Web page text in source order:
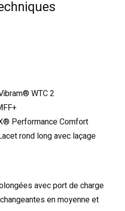
WTC 2
Performance Comfort
rond long avec laçage
avec port de charge
en moyenne et